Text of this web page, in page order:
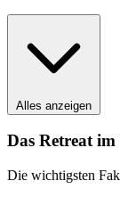
Alles anzeigen
Das Retreat
Die wichtigsten